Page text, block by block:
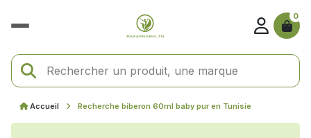
0
Accueil Recherche biberon 60ml baby pur en Tunisie